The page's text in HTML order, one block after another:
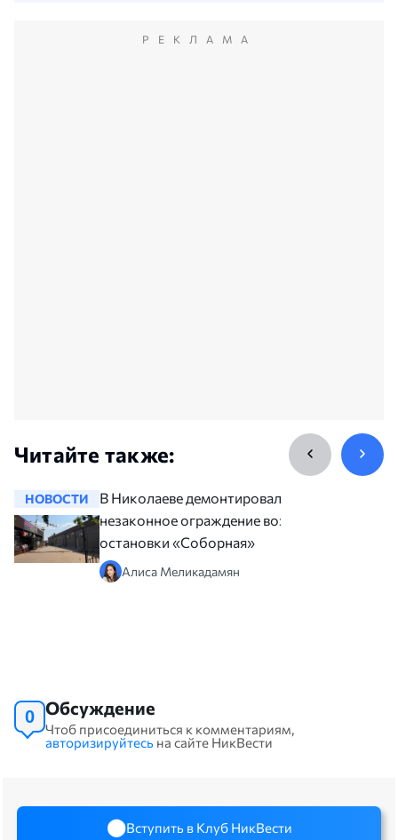
РЕКЛАМА
Читайте также:
НОВОСТИ
В Николаеве демонтировали
незаконное ограждение возле
остановки «Соборная»
Алиса Меликадамян
0 Обсуждение
Чтоб присоединиться к комментариям,
авторизируйтесь на сайте НикВести
Вступить в Клуб НикВести